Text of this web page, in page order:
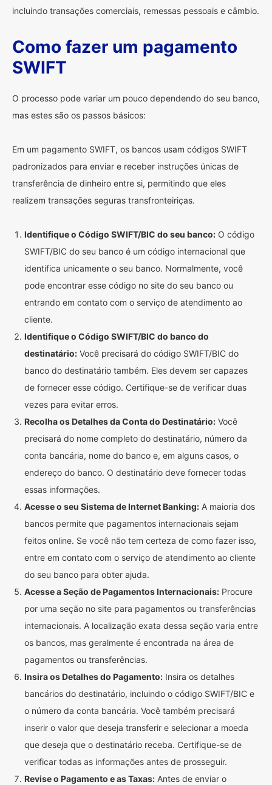
incluindo transações comerciais, remessas pessoais e câmbio.
Como fazer um pagamento
SWIFT
O processo pode variar um pouco dependendo do seu banco,
mas estes são os passos básicos:
Em um pagamento SWIFT, os bancos usam códigos SWIFT
padronizados para enviar e receber instruções únicas de
transferência de dinheiro entre si, permitindo que eles
realizem transações seguras transfronteiriças.
Identifique o Código SWIFT/BIC do seu banco: O código
SWIFT/BIC do seu banco é um código internacional que
identifica unicamente o seu banco. Normalmente, você
pode encontrar esse código no site do seu banco ou
entrando em contato com o serviço de atendimento ao
cliente.
Identifique o Código SWIFT/BIC do banco do
destinatário: Você precisará do código SWIFT/BIC do
banco do destinatário também. Eles devem ser capazes
de fornecer esse código. Certifique-se de verificar duas
vezes para evitar erros.
Recolha os Detalhes da Conta do Destinatário: Você
precisará do nome completo do destinatário, número da
conta bancária, nome do banco e, em alguns casos, o
endereço do banco. O destinatário deve fornecer todas
essas informações.
Acesse o seu Sistema de Internet Banking: A maioria dos
bancos permite que pagamentos internacionais sejam
feitos online. Se você não tem certeza de como fazer isso,
entre em contato com o serviço de atendimento ao cliente
do seu banco para obter ajuda.
Acesse a Seção de Pagamentos Internacionais: Procure
por uma seção no site para pagamentos ou transferências
internacionais. A localização exata dessa seção varia entre
os bancos, mas geralmente é encontrada na área de
pagamentos ou transferências.
Insira os Detalhes do Pagamento: Insira os detalhes
bancários do destinatário, incluindo o código SWIFT/BIC e
o número da conta bancária. Você também precisará
inserir o valor que deseja transferir e selecionar a moeda
que deseja que o destinatário receba. Certifique-se de
verificar todas as informações antes de prosseguir.
Revise o Pagamento e as Taxas: Antes de enviar o